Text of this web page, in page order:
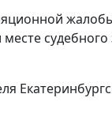
судебного